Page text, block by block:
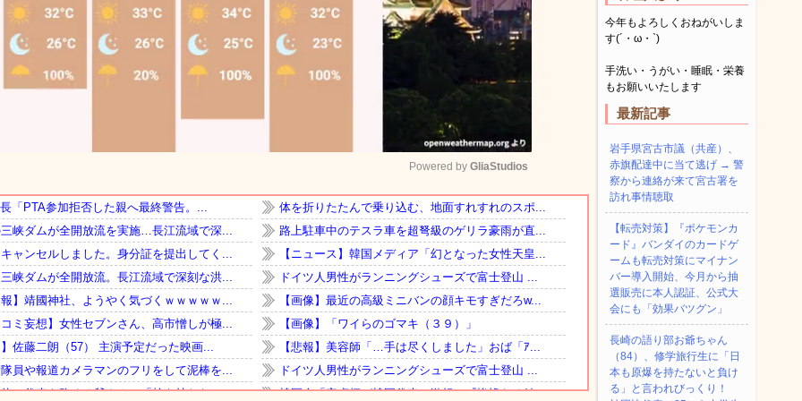
Mute
Powered by GliaStudios
今年もよろしくおねがいしま
す(´・ω・`)
手洗い・うがい・睡眠・栄養
もお願いいたします
最新記事
岩手県宮古市議（共産）、
赤旗配達中に当て逃げ → 警
察から連絡が来て宮古署を
訪れ事情聴取
【転売対策】『ポケモンカ
ード』バンダイのカードゲ
ームも転売対策にマイナン
バー導入開始、今月から抽
選販売に本人認証、公式大
会にも「効果バツグン」
長崎の語り部お爺ちゃん
（84）、修学旅行生に「日
本も原爆を持たないと負け
る」と言われびっくり！